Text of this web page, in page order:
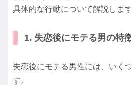
具体的な行動について解説します
1. 失恋後にモテる男の特
失恋後にモテる男性には、いく
す。